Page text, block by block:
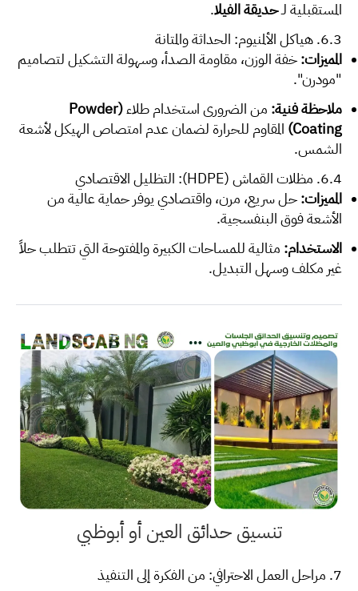
المستقبلية لـحديقة الفيلا.
6.3. هياكل الألمنيوم: الحداثة والمتانة
المميزات:خفة الوزن، مقاومة الصدأ، وسهولة التشكيل لتصاميم
"مودرن".
ملاحظة فنية: من الضروري استخدام طلاء (Powder
Coating) المقاوم للحرارة لضمان عدم امتصاص الهيكل لأشعة
الشمس.
6.4. مظلات القماش (HDPE): التظليل الاقتصادي
المميزات:حل سريع، مرن، واقتصادي يوفر حماية عالية من
الأشعة فوق البنفسجية.
الاستخدام: مثالية للمساحات الكبيرة والمفتوحة التي تتطلب حلاً
غير مكلف وسهل التبديل.
تنسيق حدائق العينأو أبوظبي
7. مراحل العمل الاحترافي: من الفكرة إلى التنفيذ